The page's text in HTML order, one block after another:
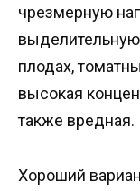
чрезмерную
плодах,
высокая
также вредная.
Хороший